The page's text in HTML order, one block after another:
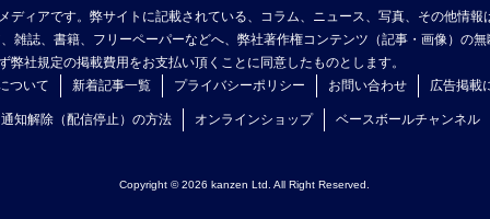
ディアです。弊サイトに記載されている、コラム、ニュース、写真、その他情
雑誌、書籍、フリーペーパーなどへ、弊社著作権コンテンツ（記事・画像）の
社規定の掲載費用をお支払い頂くことに同意したものとします。
ついて
新着記事一覧 プライバシーポリシー お問い合わせ 広告掲載
知解除（配信停止）の方法 オンラインショップ ベースボールチャンネル
Copyright © 2026 kanzen Ltd. All Right Reserved.